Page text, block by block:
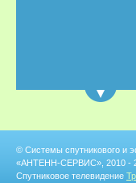
© Системы спутникового и
«АНТЕНН-СЕРВИС», 2010 -
Спутниковое телевидение